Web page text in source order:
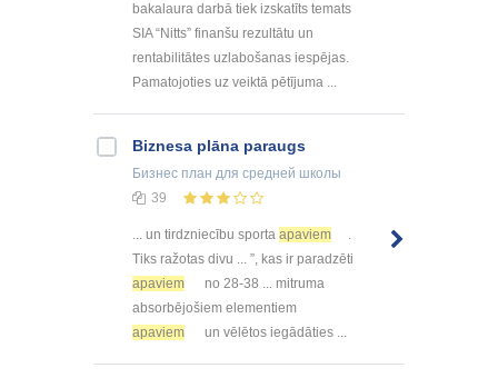
bakalaura darbā tiek izskatīts temats
SIA “Nitts” finanšu rezultātu un
rentabilitātes uzlabošanas iespējas.
Pamatojoties uz veiktā pētījuma ...
Biznesa plāna paraugs
Бизнес план для средней школы
39
... un tirdzniecību sporta apaviem
.
Tiks ražotas divu ... ”, kas ir paradzēti
apaviem
no 28-38 ... mitruma
absorbējošiem elementiem
apaviem
un vēlētos iegādāties ...